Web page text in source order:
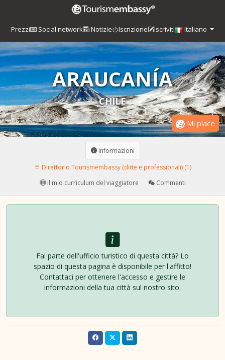
Prezzi Social network Notizie Iscrizione Iscriviti Italiano
ARAUCANÍA
CHILE
Mi piace
Informazioni
Direttorio Tourismembassy (ditte e professionali) (1)
Il mio curriculum del viaggiatore
Commenti
Fai parte dell'ufficio turistico di questa città? Lo
spazio di questa pagina è disponibile per l'affitto!
Contattaci per ottenere l'accesso e gestire le
informazioni della tua città sul nostro sito.